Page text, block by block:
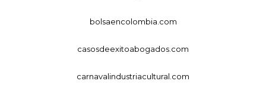
bolsaencolombia.com
casosdeexitoabogados.com
carnavalindustriacultural.com